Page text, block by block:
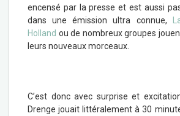
encensé par la presse et est aussi
dans une émission ultra connue,
Holland ou de nombreux groupes
leurs nouveaux morceaux.
C’est donc avec surprise et
Drenge jouait littéralement à 30